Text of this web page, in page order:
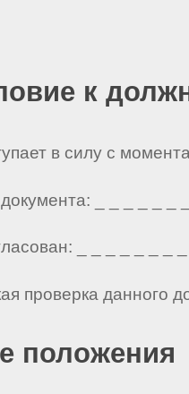
к
в силу с
_ _ _ _ _ _
_ _ _ _ _ _ _
проверка данного
положения